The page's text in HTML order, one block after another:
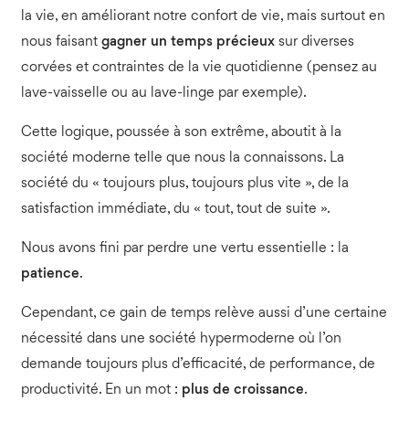
la vie, en améliorant notre confort de vie, mais surtout en
nous faisant gagner un temps précieuxsur diverses
corvées et contraintes de la vie quotidienne (pensez au
lave-vaisselle ou au lave-linge par exemple).
Cette logique, poussée à son extrême, aboutit à la
société moderne telle que nous la connaissons. La
société du « toujours plus, toujours plus vite », de la
satisfaction immédiate, du « tout, tout de suite ».
Nous avons fini par perdre une vertu essentielle : la
patience.
Cependant, ce gain de temps relève aussi d’une certaine
nécessité dans une société hypermoderne où l’on
demande toujours plus d’efficacité, de performance, de
productivité. En un mot : plus de croissance.